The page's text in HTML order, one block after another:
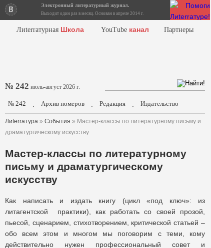
Электронный литературный журнал.
Выходит один раз в месяц. Основан в апреле 2014 г.
Лиterraтурная Школа YouTube канал Партнеры
№ 242 июль-август 2026 г.
№ 242 . Архив номеров . Редакция . Издательство
Лиterraтура » События » Мастер-классы по литературному письму и
драматургическому искусству
Мастер-классы по литературному
письму и драматургическому
искусству
Как написать и издать книгу (цикл «под ключ»: из
литагентской практики), как работать со своей прозой,
пьесой, сценарием, стихотворением, критической статьей –
обо всем этом и многом мы поговорим с теми, кому
действительно нужен профессиональный совет и